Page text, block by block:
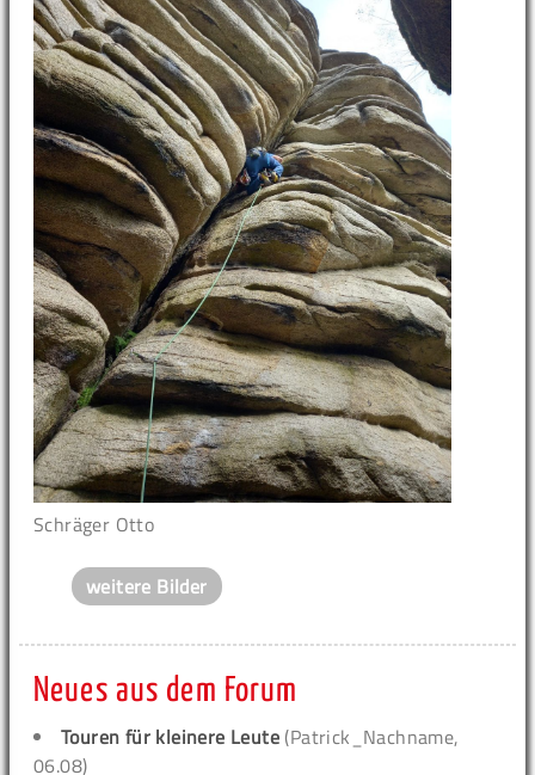
Schräger Otto
weitere Bilder
Neues aus dem Forum
Touren für kleinere Leute (Patrick_Nachname,
06.08)